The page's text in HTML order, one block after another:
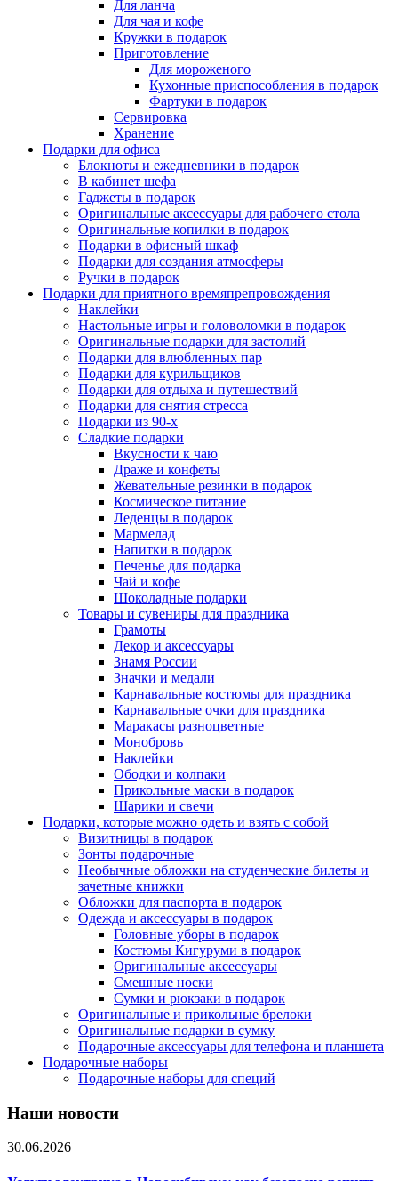
Для ланча
Для чая и кофе
Кружки в подарок
Приготовление
Для мороженого
Кухонные приспособления в подарок
Фартуки в подарок
Сервировка
Хранение
Подарки для офиса
Блокноты и ежедневники в подарок
В кабинет шефа
Гаджеты в подарок
Оригинальные аксессуары для рабочего стола
Оригинальные копилки в подарок
Подарки в офисный шкаф
Подарки для создания атмосферы
Ручки в подарок
Подарки для приятного времяпрепровождения
Наклейки
Настольные игры и головоломки в подарок
Оригинальные подарки для застолий
Подарки для влюбленных пар
Подарки для курильщиков
Подарки для отдыха и путешествий
Подарки для снятия стресса
Подарки из 90-х
Сладкие подарки
Вкусности к чаю
Драже и конфеты
Жевательные резинки в подарок
Космическое питание
Леденцы в подарок
Мармелад
Напитки в подарок
Печенье для подарка
Чай и кофе
Шоколадные подарки
Товары и сувениры для праздника
Грамоты
Декор и аксессуары
Знамя России
Значки и медали
Карнавальные костюмы для праздника
Карнавальные очки для праздника
Маракасы разноцветные
Монобровь
Наклейки
Ободки и колпаки
Прикольные маски в подарок
Шарики и свечи
Подарки, которые можно одеть и взять с собой
Визитницы в подарок
Зонты подарочные
Необычные обложки на студенческие билеты и
зачетные книжки
Обложки для паспорта в подарок
Одежда и аксессуары в подарок
Головные уборы в подарок
Костюмы Кигуруми в подарок
Оригинальные аксессуары
Смешные носки
Сумки и рюкзаки в подарок
Оригинальные и прикольные брелоки
Оригинальные подарки в сумку
Подарочные аксессуары для телефона и планшета
Подарочные наборы
Подарочные наборы для специй
Наши новости
30.06.2026